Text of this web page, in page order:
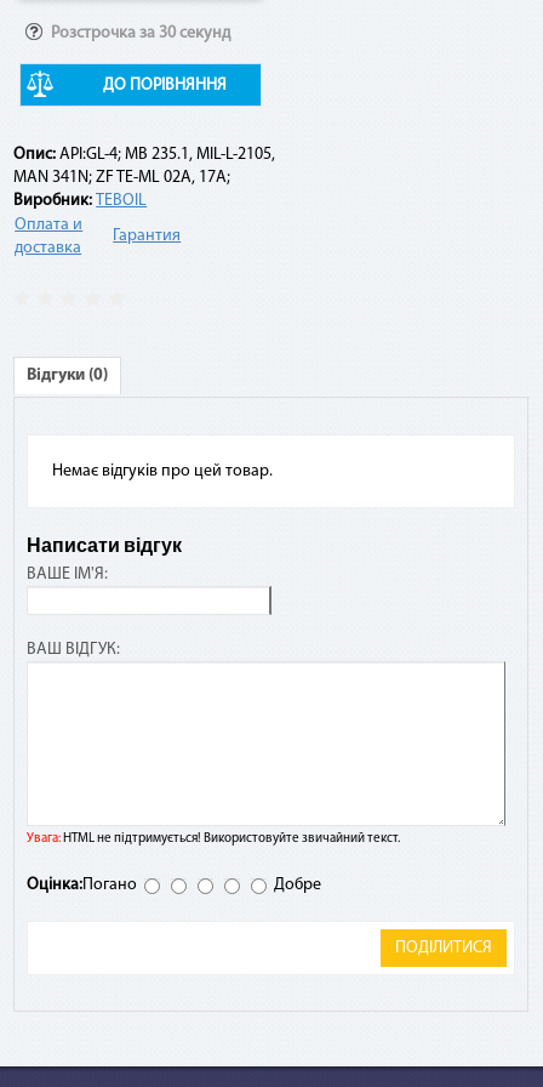
Розстрочка за 30 секунд
ДО ПОРІВНЯННЯ
Опис: API:GL-4; MB 235.1, MIL-L-2105,
MAN 341N; ZF TE-ML 02A, 17A;
Виробник: TEBOIL
Оплата и
доставка
Гарантия
Відгуки (0)
Немає відгуків про цей товар.
Написати відгук
ВАШЕ ІМ'Я:
ВАШ ВІДГУК:
Увага:HTML не підтримується! Використовуйте звичайний текст.
Оцінка:Погано Добре
ПОДІЛИТИСЯ
Например:
Договор по «Мгновенной рассрочке» оформлен на 10
платежа подается заявка на досрочное погашение. При
этом сумма платежа составит: остаток задолженности (10
000 грн - 3 * 1 000 грн) + комиссия 2,9 % (10 000 грн * 2,9 %) =
7 290 грн.